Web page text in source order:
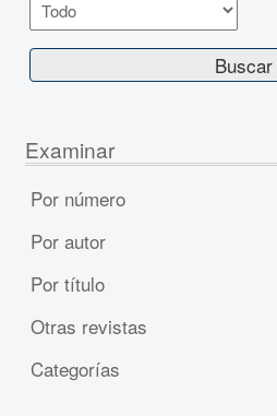
Examinar
Por número
Por autor
Por título
Otras revistas
Categorías